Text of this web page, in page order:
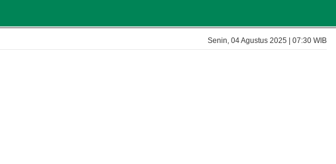
Senin, 04 Agustus 2025 | 07:30 WIB